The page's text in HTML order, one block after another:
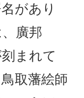
があり
廣邦
まれて
取藩絵師